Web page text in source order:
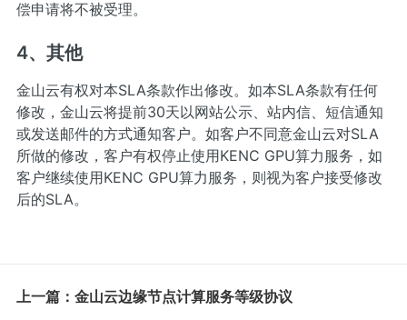
偿申请将不被受理。
4、其他
金山云有权对本SLA条款作出修改。如本SLA条款有任何
修改，金山云将提前30天以网站公示、站内信、短信通知
或发送邮件的方式通知客户。如客户不同意金山云对SLA
所做的修改，客户有权停止使用KENC GPU算力服务，如
客户继续使用KENC GPU算力服务，则视为客户接受修改
后的SLA。
上一篇：金山云边缘节点计算服务等级协议